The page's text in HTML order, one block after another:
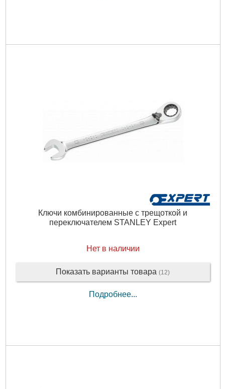
Ключи комбинированные с трещоткой и
переключателем STANLEY Expert
Нет в наличии
Показать варианты товара (12)
Подробнее...